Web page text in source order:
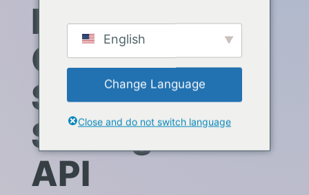
HubSpot to
Google
Sheets with
Sheetgo via
API
English
Change Language
Close and do not switch language